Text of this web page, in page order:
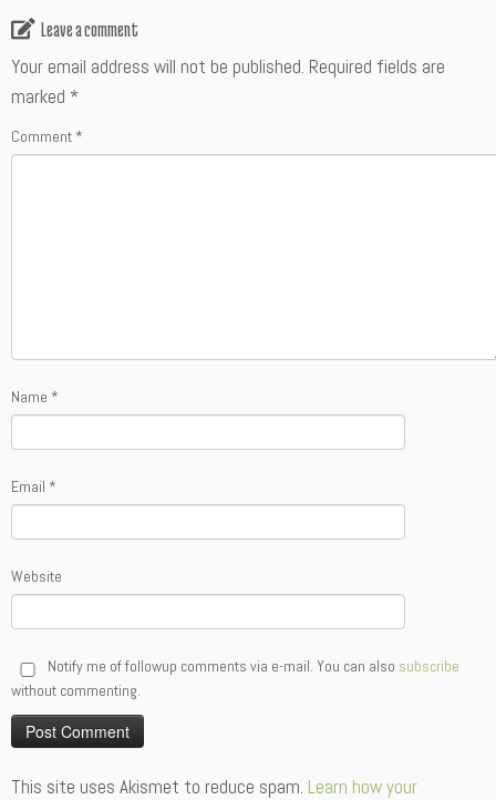
Leave a comment
Your email address will not be published. Required fields are
marked *
Comment *
Name *
Email *
Website
Notify me of followup comments via e-mail. You can also subscribe
without commenting.
This site uses Akismet to reduce spam. Learn how your